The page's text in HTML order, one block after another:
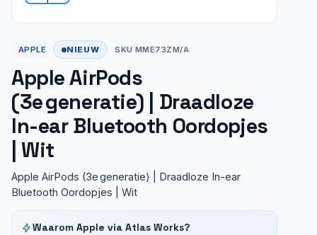
APPLE NIEUW SKU MME73ZM/A
Apple AirPods
(3e generatie) | Draadloze
In-ear Bluetooth Oordopjes
| Wit
Apple AirPods (3e generatie) | Draadloze In-ear
Bluetooth Oordopjes | Wit
Waarom Apple via Atlas Works?